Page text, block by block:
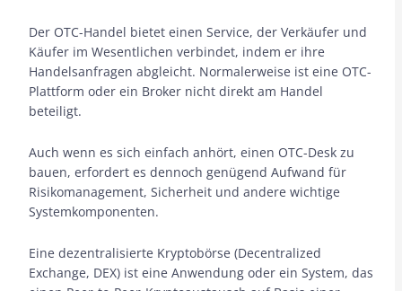
Der OTC-Handel bietet einen Service, der Verkäufer und
Käufer im Wesentlichen verbindet, indem er ihre
Handelsanfragen abgleicht. Normalerweise ist eine OTC-
Plattform oder ein Broker nicht direkt am Handel
beteiligt.
Auch wenn es sich einfach anhört, einen OTC-Desk zu
bauen, erfordert es dennoch genügend Aufwand für
Risikomanagement, Sicherheit und andere wichtige
Systemkomponenten.
Eine dezentralisierte Kryptobörse (Decentralized
Exchange, DEX) ist eine Anwendung oder ein System, das